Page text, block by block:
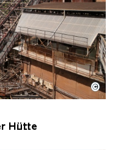
Hütte mit
Hütte | Karl
©
Hütte